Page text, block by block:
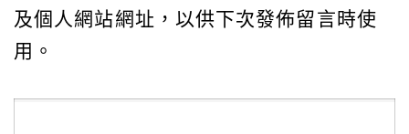
及個人網站網址，以供下次發佈留言時使
用。